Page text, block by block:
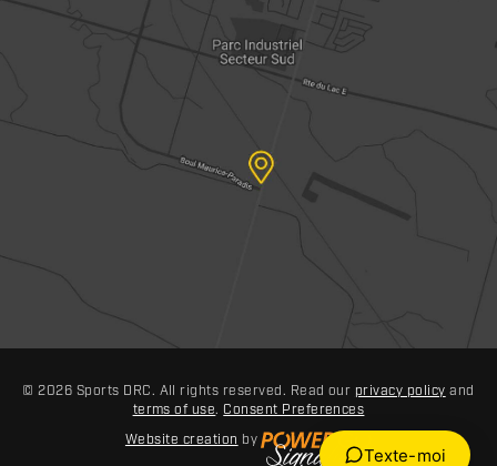
© 2026 Sports DRC. All rights reserved. Read our privacy policy and
terms of use. Consent Preferences
Website creation by
Texte-moi